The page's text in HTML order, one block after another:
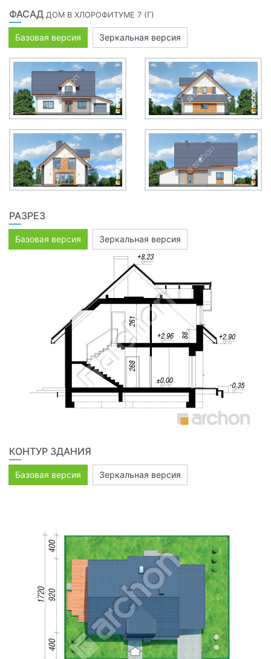
ФАСАД ДОМ В ХЛОРОФИТУМЕ 7 (Г)
Базовая версия Зеркальная версия
РАЗРЕЗ
Базовая версия Зеркальная версия
КОНТУР ЗДАНИЯ
Базовая версия Зеркальная версия